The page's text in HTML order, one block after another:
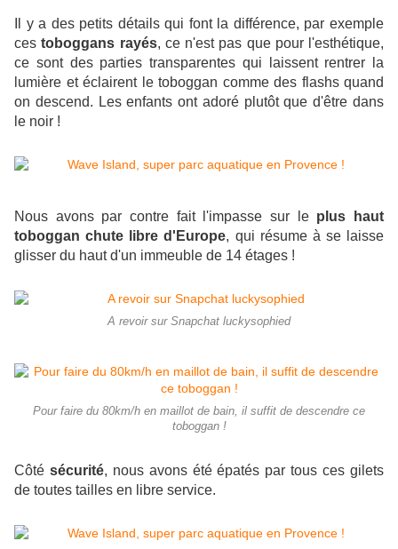
Il y a des petits détails qui font la différence, par exemple
cestoboggans rayés, ce n'est pas que pour l'esthétique,
ce sont des parties transparentes qui laissent rentrer la
lumière et éclairent le toboggan comme des flashs quand
on descend. Les enfants ont adoré plutôt que d'être dans
le noir !
Nous avons par contre fait l'impasse sur le plus haut
toboggan chute libre d'Europe, qui résume à se laisse
glisser du haut d'un immeuble de 14 étages !
A revoir sur Snapchat luckysophied
Pour faire du 80km/h en maillot de bain, il suffit de descendre ce
toboggan !
Côté sécurité, nous avons été épatés par tous ces gilets
de toutes tailles en libre service.